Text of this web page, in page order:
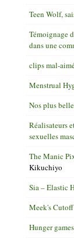
Teen Wolf,
Témoignage
dans une
clips mal-
Menstrual
Nos plus
Réalisateurs
sexuelles
The Manic
Kikuchiyo
Sia – Elastic
Meek's Cutoff
Hunger